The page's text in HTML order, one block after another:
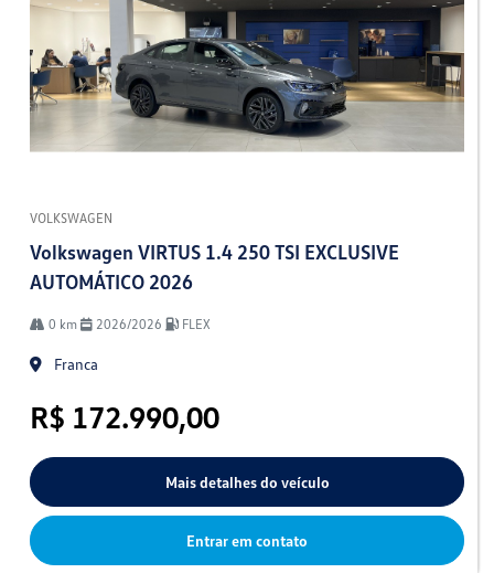
VOLKSWAGEN
Volkswagen VIRTUS 1.4 250 TSI EXCLUSIVE
AUTOMÁTICO 2026
0 km 2026/2026 FLEX
Franca
R$ 172.990,00
Mais detalhes do veículo
Entrar em contato